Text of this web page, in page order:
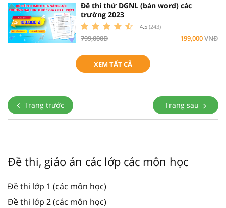
Đề thi thử DGNL (bản word) các
trường 2023
4.5 (243)
799,000Đ 199,000VNĐ
XEM TẤT CẢ
Trang trước Trang sau
Đề thi, giáo án các lớp các môn học
Đề thi lớp 1 (các môn học)
Đề thi lớp 2 (các môn học)